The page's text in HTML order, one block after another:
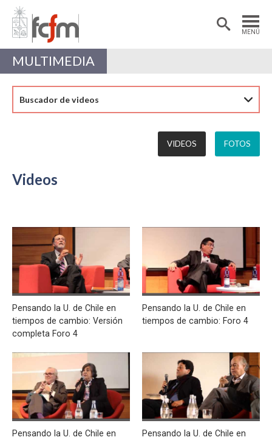
MENÚ
Estudiantes
Académicas/os
MULTIMEDIA
Buscador de videos
VIDEOS FOTOS
Videos
Pensando la U. de Chile en
tiempos de cambio: Versión
completa Foro 4
Pensando la U. de Chile en
tiempos de cambio: Foro 4
Pensando la U. de Chile en
Pensando la U. de Chile en